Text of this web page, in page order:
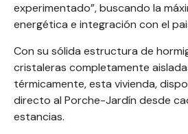
experimentado”, buscando la
energética e integración con el
Con su sólida estructura de
cristaleras completamente
térmicamente, esta vivienda,
directo al Porche-Jardín desde
estancias.